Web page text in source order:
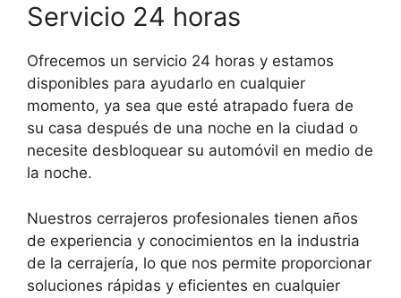
Servicio 24 horas
Ofrecemos un servicio 24 horas y estamos
disponibles para ayudarlo en cualquier
momento, ya sea que esté atrapado fuera de
su casa después de una noche en la ciudad o
necesite desbloquear su automóvil en medio de
la noche.
Nuestros cerrajeros profesionales tienen años
de experiencia y conocimientos en la industria
de la cerrajería, lo que nos permite proporcionar
soluciones rápidas y eficientes en cualquier